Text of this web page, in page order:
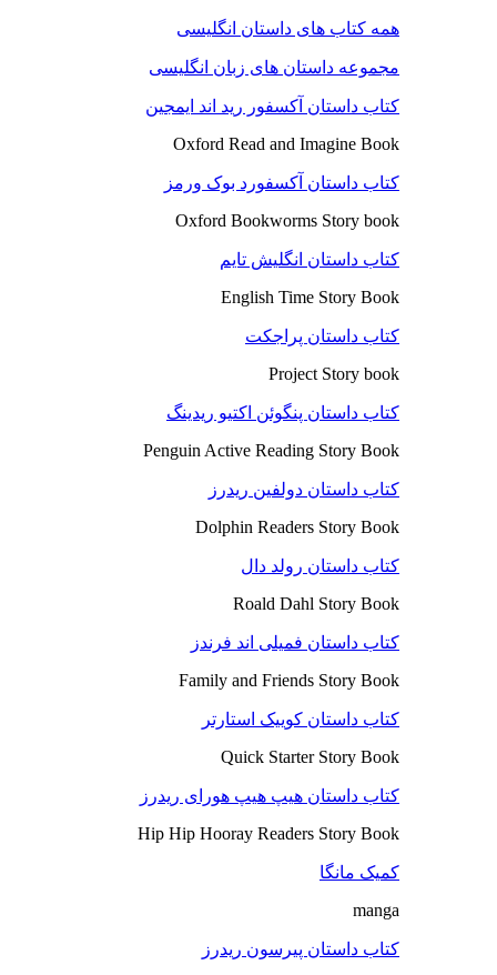
همه کتاب های داستان انگلیسی
مجموعه داستان های زبان انگلیسی
کتاب داستان آکسفور رید اند ایمجین
Oxford Read and Imagine Book
کتاب داستان آکسفورد بوک ورمز
Oxford Bookworms Story book
کتاب داستان انگلیش تایم
English Time Story Book
کتاب داستان پراجکت
Project Story book
کتاب داستان پنگوئن اکتیو ریدینگ
Penguin Active Reading Story Book
کتاب داستان دولفین ریدرز
Dolphin Readers Story Book
کتاب داستان رولد دال
Roald Dahl Story Book
کتاب داستان فمیلی اند فرندز
Family and Friends Story Book
کتاب داستان کوییک استارتر
Quick Starter Story Book
کتاب داستان هیپ هیپ هورای ریدرز
Hip Hip Hooray Readers Story Book
کمیک مانگا
manga
کتاب داستان پیرسون ریدرز